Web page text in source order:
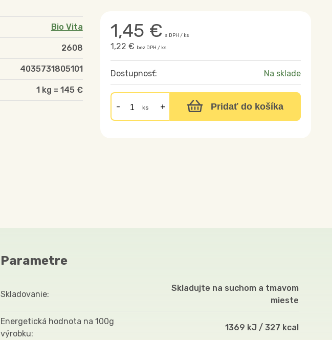
1,45 € s DPH / ks
1,22 € bez DPH / ks
Dostupnosť: Na sklade
ks Pridať do košíka
Bio Vita
2608
4035731805101
1 kg = 145 €
Parametre
Skladovanie
Skladujte na suchom a tmavom
mieste
Energetická hodnota na 100g
výrobku
1369 kJ / 327 kcal